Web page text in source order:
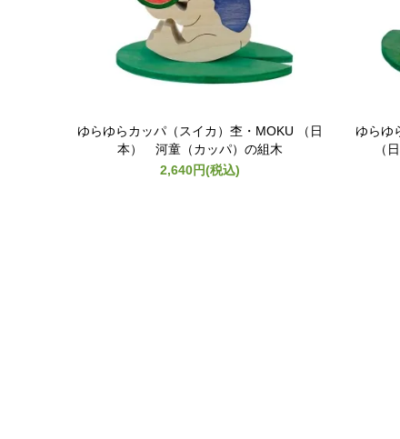
ゆらゆらカッパ（スイカ）杢・MOKU （日
本） 河童（カッパ）の組木
2,640円(税込)
ゆらゆ
（